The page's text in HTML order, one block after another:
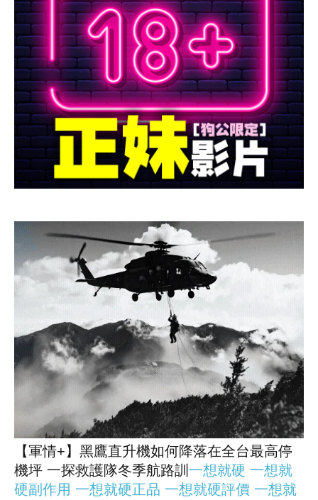
【軍情+】黑鷹直升機如何降落在全台最高停
機坪 一探救護隊冬季航路訓 一想就硬 一想就
硬副作用 一想就硬正品 一想就硬評價 一想就